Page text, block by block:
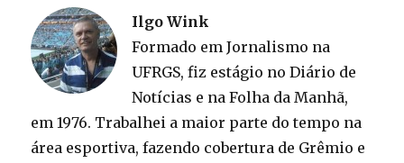
Ilgo Wink
Formado em Jornalismo na
UFRGS, fiz estágio no Diário de
Notícias e na Folha da Manhã,
em 1976. Trabalhei a maior parte do tempo na
área esportiva, fazendo cobertura de Grêmio e